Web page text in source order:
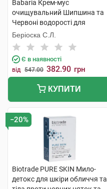
Babaria Крем-мус
очищувальний Шипшина та
Червоні водорості для
обличчя 150 мл 1 флакон
Беріоска С.Л.
Є в наявності
від 547.00 382.90 грн
КУПИТИ
−20%
Biotrade PURE SKIN Мило-
детокс для шкіри обличчя та